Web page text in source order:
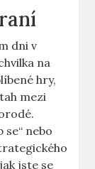
dni v⁣
na‍
hry,
mezi
se“ nebo
jste se